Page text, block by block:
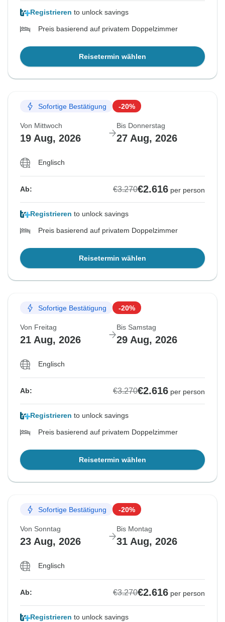
Registrieren to unlock savings
Preis basierend auf privatem Doppelzimmer
Reisetermin wählen
Sofortige Bestätigung -20%
Von Mittwoch
19 Aug, 2026
Bis Donnerstag
27 Aug, 2026
Englisch
Ab: €3.270€2.616 per person
Registrieren to unlock savings
Preis basierend auf privatem Doppelzimmer
Reisetermin wählen
Sofortige Bestätigung -20%
Von Freitag
21 Aug, 2026
Bis Samstag
29 Aug, 2026
Englisch
Ab: €3.270€2.616 per person
Registrieren to unlock savings
Preis basierend auf privatem Doppelzimmer
Reisetermin wählen
Sofortige Bestätigung -20%
Von Sonntag
23 Aug, 2026
Bis Montag
31 Aug, 2026
Englisch
Ab: €3.270€2.616 per person
Registrieren to unlock savings